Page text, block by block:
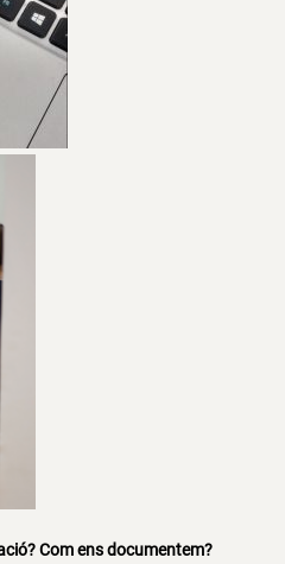
Com ens documentem?